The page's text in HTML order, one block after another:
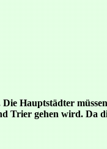
Hauptstädter
Trier gehen wird. Da